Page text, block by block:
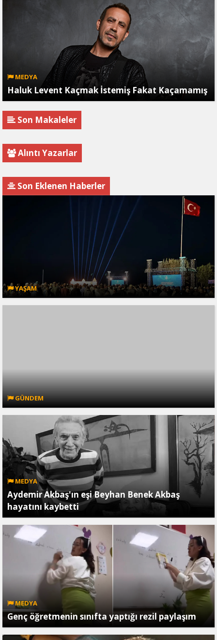
MEDYA
Haluk Levent Kaçmak İstemiş Fakat Kaçamamış
Son Makaleler
Alıntı Yazarlar
Son Eklenen Haberler
YAŞAM
GÜNDEM
MEDYA
Aydemir Akbaş'ın eşi Beyhan Benek Akbaş
hayatını kaybetti
MEDYA
Genç öğretmenin sınıfta yaptığı rezil paylaşım